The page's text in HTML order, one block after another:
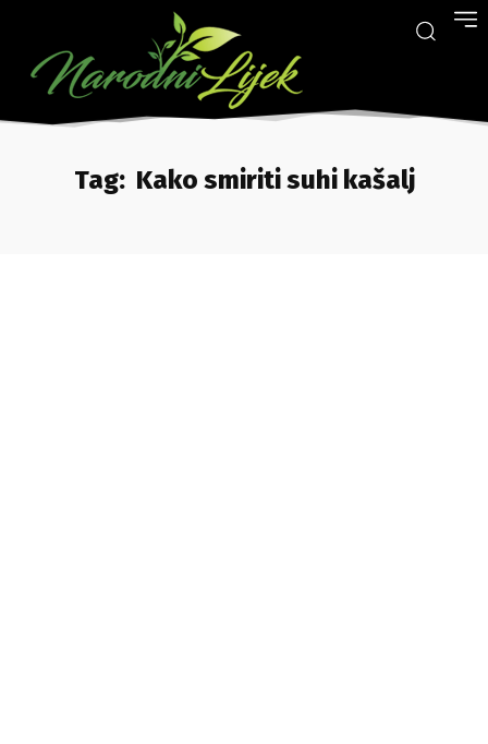
Tag: Kako smiriti suhi kašalj